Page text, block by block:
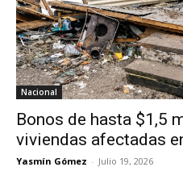
Nacional
Bonos de hasta $1,5
viviendas afectadas
Yasmín Gómez - Julio 19, 2026